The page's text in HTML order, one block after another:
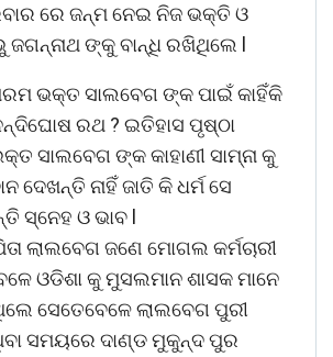
ରେ ଜନ୍ମ ନେଇ ନିଜ ଭକ୍ତି ଓ
ଜଗନ୍ନାଥ ଙ୍କୁ ବାନ୍ଧି ରଖିଥିଲେ l
ଭକ୍ତ ସାଲବେଗ ଙ୍କ ପାଇଁ କାହିଁକି
ରଥ ? ଇତିହାସ ପୃଷ୍ଠା
ସାଲବେଗ ଙ୍କ କାହାଣୀ ସାମ୍ନା କୁ
ଦେଖନ୍ତି ନାହିଁ ଜାତି କି ଧର୍ମ ସେ
ସ୍ନେହ ଓ ଭାବ l
ଲାଲବେଗ ଜଣେ ମୋଗଲ କର୍ମଚାରୀ
ଓଡିଶା କୁ ମୁସଲମାନ ଶାସକ ମାନେ
ସେତେବେଳେ ଲାଲବେଗ ପୁରୀ
ସମୟରେ ଦାଣ୍ଡ ମୁକୁନ୍ଦ ପୁର